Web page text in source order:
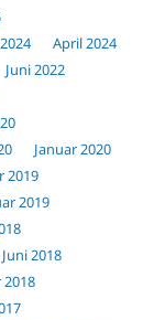
April 2024
Juni 2022
Januar 2020
2019
2019
Juni 2018
2018